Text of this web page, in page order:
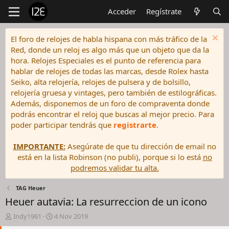
Acceder Regístrate
El foro de relojes de habla hispana con más tráfico de la
Red, donde un reloj es algo más que un objeto que da la
hora. Relojes Especiales es el punto de referencia para
hablar de relojes de todas las marcas, desde Rolex hasta
Seiko, alta relojería, relojes de pulsera y de bolsillo,
relojería gruesa y vintages, pero también de estilográficas.
Además, disponemos de un foro de compraventa donde
podrás encontrar el reloj que buscas al mejor precio. Para
poder participar tendrás que registrarte.
IMPORTANTE:Asegúrate de que tu dirección de email no
está en la lista Robinson (no publi), porque si lo está no
podremos validar tu alta.
TAG Heuer
Heuer autavia: La resurreccion de un icono
I
n
Indy1961
F
e
4 Nov 2019